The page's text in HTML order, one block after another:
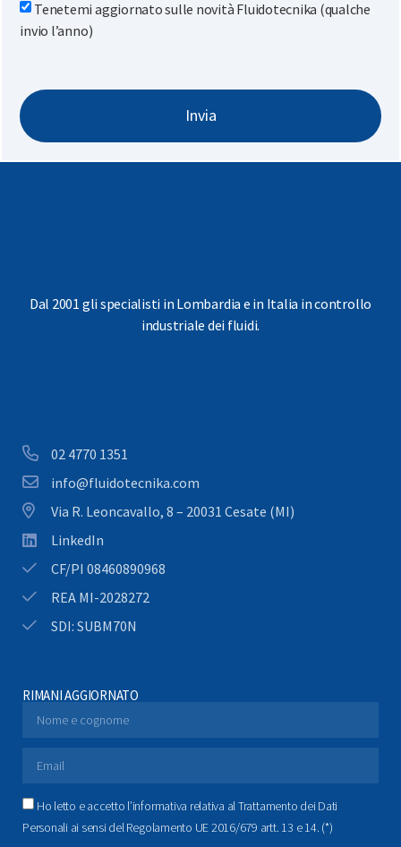
Tenetemi aggiornato sulle novità Fluidotecnika (qualche
invio l’anno)
Invia
Dal 2001 gli specialisti in Lombardia e in Italia in controllo
industriale dei fluidi.
02 4770 1351
info@fluidotecnika.com
Via R. Leoncavallo, 8 – 20031 Cesate (MI)
LinkedIn
CF/PI 08460890968
REA MI-2028272
SDI: SUBM70N
RIMANI AGGIORNATO
Ho letto e accetto l’informativa relativa al Trattamento dei Dati
Personali ai sensi del Regolamento UE 2016/679 artt. 13 e 14. (*)